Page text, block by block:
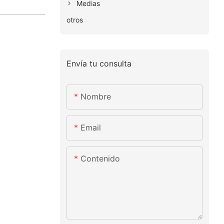
Medias
otros
Envía tu consulta
Nombre
Email
Contenido